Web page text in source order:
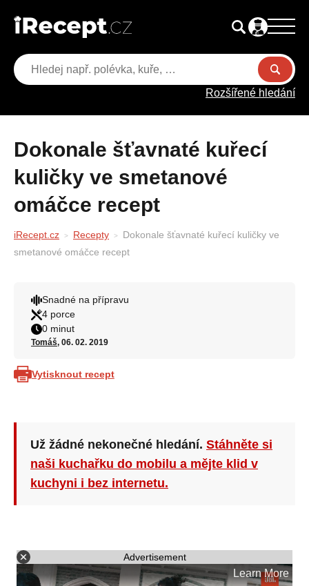
Rozšířené hledání
Dokonale šťavnaté kuřecí
kuličky ve smetanové
omáčce recept
iRecept.cz Recepty
Dokonale šťavnaté kuřecí kuličky ve
smetanové omáčce recept
Snadné na přípravu
4 porce
0 minut
Tomáš, 06. 02. 2019
Vytisknout recept
Už žádné nekonečné hledání. Stáhněte si
naši kuchařku do mobilu a mějte klid v
kuchyni i bez internetu.
Advertisement